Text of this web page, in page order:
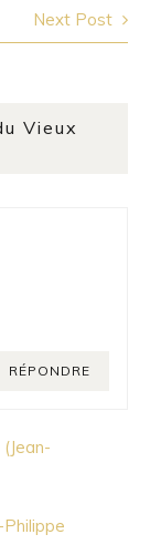
Next Post
Vieux
RÉPONDRE